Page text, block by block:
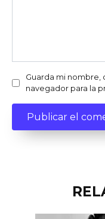
Guarda mi
navegador para la